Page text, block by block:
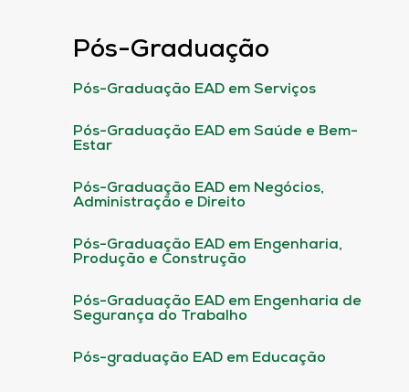
Pós-Graduação
Pós-Graduação EAD em Serviços
Pós-Graduação EAD em Saúde e Bem-
Estar
Pós-Graduação EAD em Negócios,
Administração e Direito
Pós-Graduação EAD em Engenharia,
Produção e Construção
Pós-Graduação EAD em Engenharia de
Segurança do Trabalho
Pós-graduação EAD em Educação